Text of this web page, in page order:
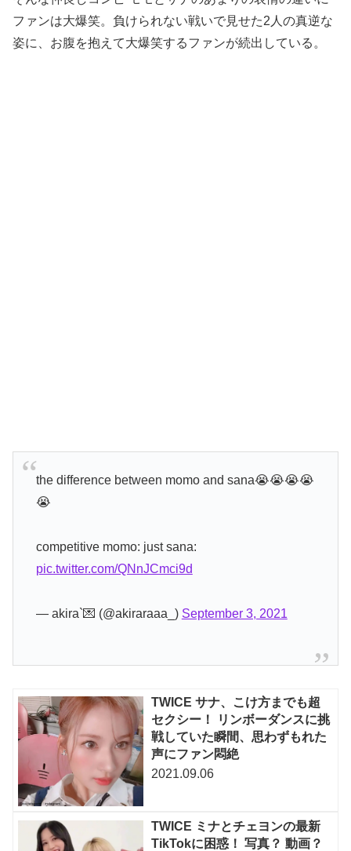
ファンは大爆笑。負けられない戦いで見せた2人の真逆な
姿に、お腹を抱えて大爆笑するファンが続出している。
the difference between momo and sana😭😭😭😭
😭
competitive momo: just sana:
pic.twitter.com/QNnJCmci9d
— akira`💌 (@akiraraaa_) September 3, 2021
TWICE サナ、こけ方までも超
セクシー！ リンボーダンスに挑
戦していた瞬間、思わずもれた
声にファン悶絶
2021.09.06
TWICE ミナとチェヨンの最新
TikTokに困惑！ 写真？ 動画？